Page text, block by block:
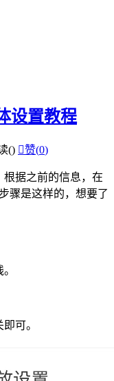
设置教程
() 赞(0)
根据之前的信息，在
骤是这样的，想要了
可。